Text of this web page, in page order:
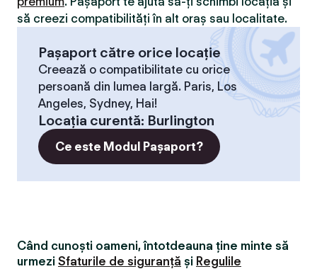
să creezi compatibilităţi în alt oraș sau localitate.
Pașaport către orice locație
Creează o compatibilitate cu orice
persoană din lumea largă. Paris, Los
Angeles, Sydney, Hai!
Locaţia curentă: Burlington
Ce este Modul Pașaport?
Când cunoști oameni, întotdeauna ține minte să
urmezi Sfaturile de siguranță și Regulile